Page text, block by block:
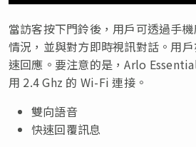
當訪客按下門鈴後，用戶可透過手
情況，並與對方即時視訊對話。用
速回應。要注意的是，Arlo
用 2.4 Ghz 的 Wi-Fi 連接。
雙向語音
快速回覆訊息